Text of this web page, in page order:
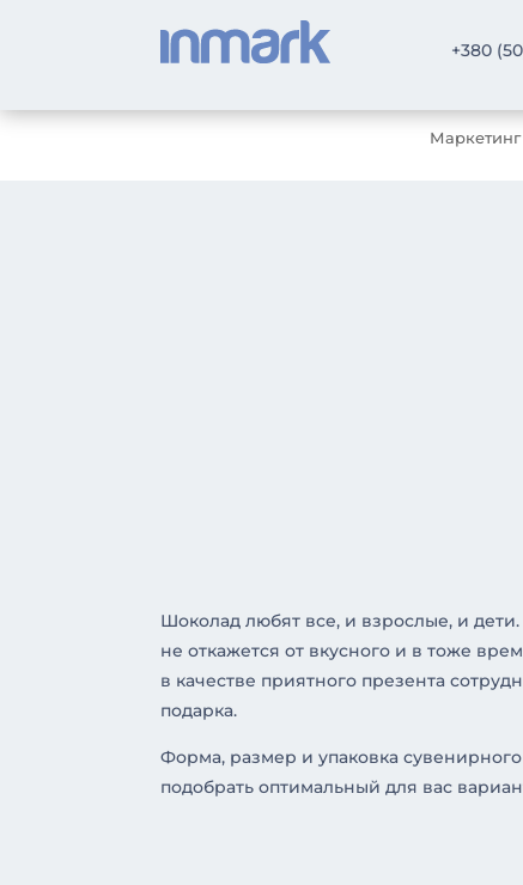
+380
Маркетинг
Шоколад любят все, и взрослые, и
не откажется от вкусного и в тоже
в качестве приятного презента
подарка.
Форма, размер и упаковка
подобрать оптимальный для вас